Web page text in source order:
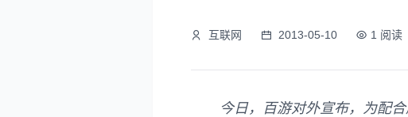
互联网 2013-05-10 1 阅读
今日，百游对外宣布，为配合